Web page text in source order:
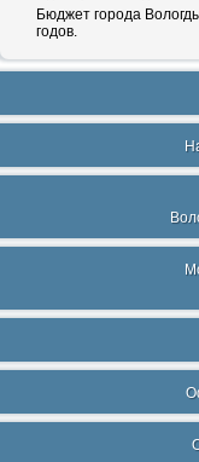
Бюджет города
годов.